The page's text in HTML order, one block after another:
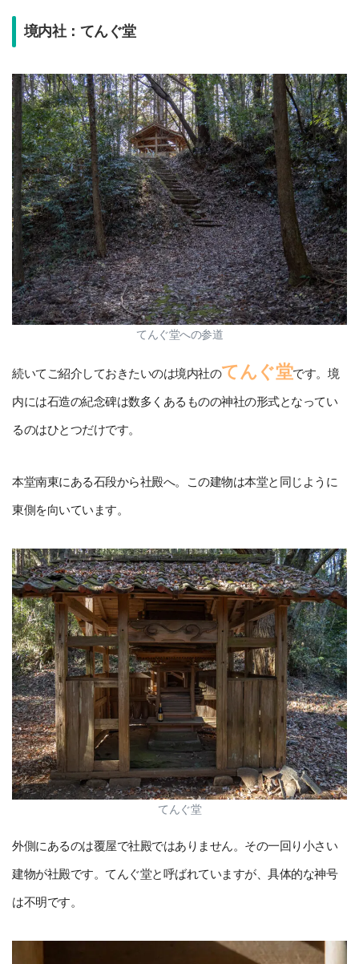
境内社：てんぐ堂
てんぐ堂への参道
続いてご紹介しておきたいのは境内社のてんぐ堂です。境
内には石造の紀念碑は数多くあるものの神社の形式となってい
るのはひとつだけです。
本堂南東にある石段から社殿へ。この建物は本堂と同じように
東側を向いています。
てんぐ堂
外側にあるのは覆屋で社殿ではありません。その一回り小さい
建物が社殿です。てんぐ堂と呼ばれていますが、具体的な神号
は不明です。